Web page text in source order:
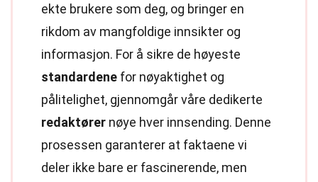
ekte brukere som deg, og bringer en
rikdom av mangfoldige innsikter og
informasjon. For å sikre de høyeste
standardene for nøyaktighet og
pålitelighet, gjennomgår våre dedikerte
redaktører nøye hver innsending. Denne
prosessen garanterer at faktaene vi
deler ikke bare er fascinerende, men